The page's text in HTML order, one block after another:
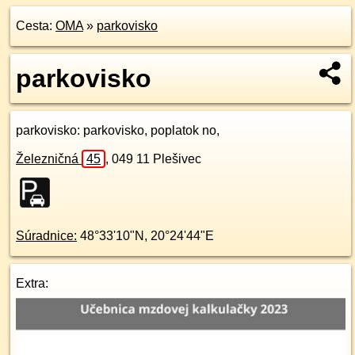
Cesta: OMA» parkovisko
parkovisko
parkovisko: parkovisko, poplatok no,
Železničná 45 , 049 11 Plešivec
Súradnice: 48°33'10"N , 20°24'44"E
Extra: